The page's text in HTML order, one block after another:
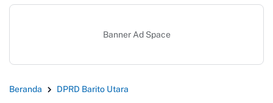
Banner Ad Space
Beranda DPRD Barito Utara